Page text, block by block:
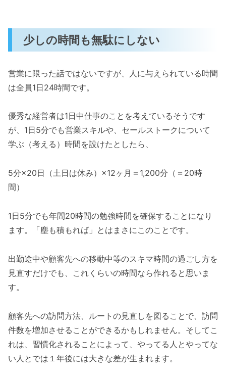
少しの時間も無駄にしない
営業に限った話ではないですが、人に与えられている時間
は全員1日24時間です。
優秀な経営者は1日中仕事のことを考えているそうです
が、1日5分でも営業スキルや、セールストークについて
学ぶ（考える）時間を設けたとしたら、
5分×20日（土日は休み）×12ヶ月＝1,200分（＝20時
間）
1日5分でも年間20時間の勉強時間を確保することになり
ます。「塵も積もれば」とはまさにこのことです。
出勤途中や顧客先への移動中等のスキマ時間の過ごし方を
見直すだけでも、これくらいの時間なら作れると思いま
す。
顧客先への訪問方法、ルートの見直しを図ることで、訪問
件数を増加させることができるかもしれません。そしてこ
れは、習慣化されることによって、やってる人とやってな
い人とでは１年後には大きな差が生まれます。